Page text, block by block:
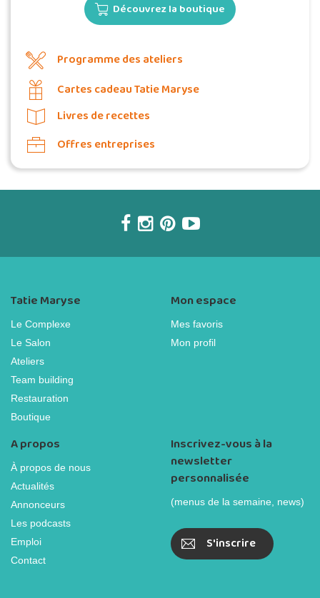
Découvrez la boutique
Programme des ateliers
Cartes cadeau Tatie Maryse
Livres de recettes
Offres entreprises
Tatie Maryse
Le Complexe
Le Salon
Ateliers
Team building
Restauration
Boutique
Mon espace
Mes favoris
Mon profil
A propos
À propos de nous
Actualités
Annonceurs
Les podcasts
Emploi
Contact
Inscrivez-vous à la
newsletter
personnalisée
(menus de la semaine, news)
S'inscrire